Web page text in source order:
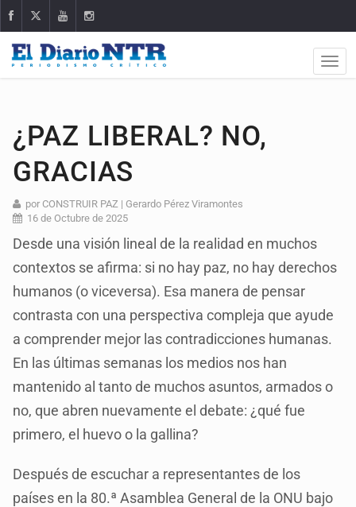
¿PAZ LIBERAL? NO,
GRACIAS
por CONSTRUIR PAZ | Gerardo Pérez Viramontes
16 de Octubre de 2025
Desde una visión lineal de la realidad en muchos
contextos se afirma: si no hay paz, no hay derechos
humanos (o viceversa). Esa manera de pensar
contrasta con una perspectiva compleja que ayude
a comprender mejor las contradicciones humanas.
En las últimas semanas los medios nos han
mantenido al tanto de muchos asuntos, armados o
no, que abren nuevamente el debate: ¿qué fue
primero, el huevo o la gallina?
Después de escuchar a representantes de los
países en la 80.ª Asamblea General de la ONU bajo